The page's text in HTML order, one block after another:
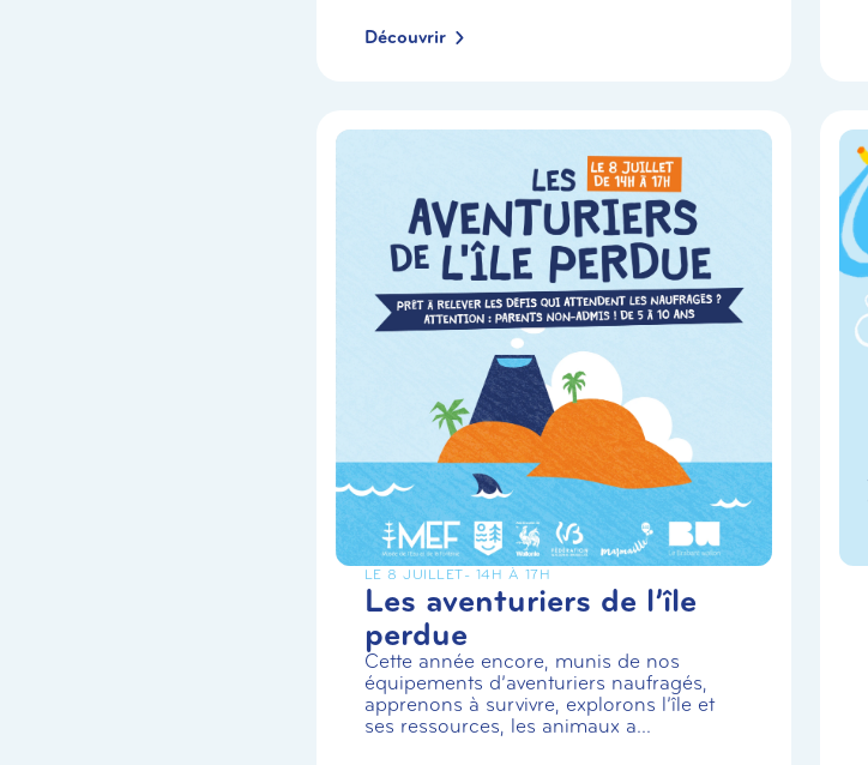
Découvrir
LE 8 JUILLET- 14H À 17H
Les aventuriers de l’île
perdue
Cette année encore, munis de nos
équipements d’aventuriers naufragés,
apprenons à survivre, explorons l’île et
ses ressources, les animaux a...